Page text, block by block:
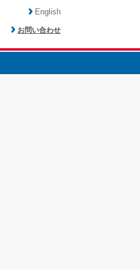
お問い合わせ
English